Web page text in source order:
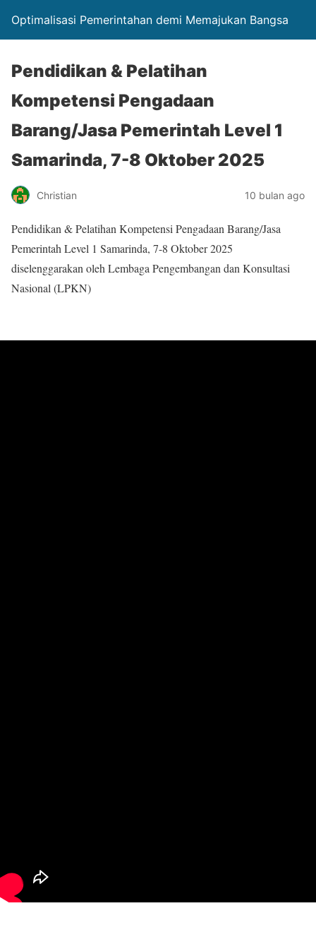
Optimalisasi Pemerintahan demi Memajukan Bangsa
Pendidikan & Pelatihan
Kompetensi Pengadaan
Barang/Jasa Pemerintah Level 1
Samarinda, 7-8 Oktober 2025
Christian 10 bulan ago
Pendidikan & Pelatihan Kompetensi Pengadaan Barang/Jasa
Pemerintah Level 1 Samarinda, 7-8 Oktober 2025
diselenggarakan oleh Lembaga Pengembangan dan Konsultasi
Nasional (LPKN)